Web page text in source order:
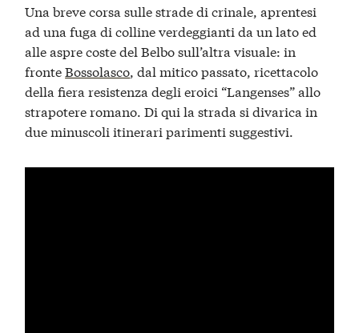
Una breve corsa sulle strade di crinale, aprentesi
ad una fuga di colline verdeggianti da un lato ed
alle aspre coste del Belbo sull’altra visuale: in
fronteBossolasco , dal mitico passato, ricettacolo
della fiera resistenza degli eroici “Langenses” allo
strapotere romano. Di qui la strada si divarica in
due minuscoli itinerari parimenti suggestivi.